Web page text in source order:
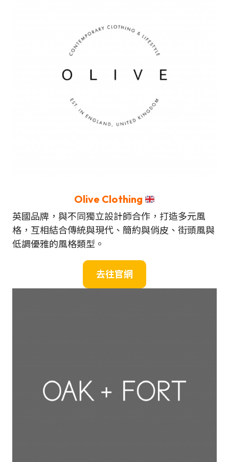
Olive Clothing
英國品牌，與不同獨立設計師合作，打造多元風
格，互相結合傳統與現代、簡約與俏皮、街頭風與
低調優雅的風格類型。
去往官網